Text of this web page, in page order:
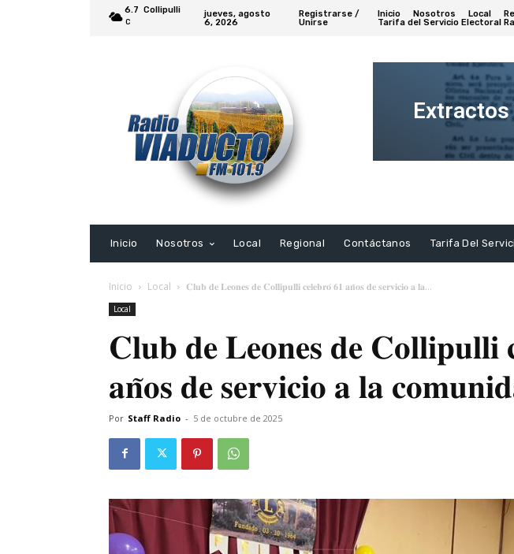
6.7
C
Collipulli
jueves, agosto
6, 2026
Registrarse /
Unirse
Inicio Nosotros Local
Tarifa del Servicio Electoral
Extracto
Inicio
Nosotros Local Regional Contáctanos Tarifa Del
Inicio Local 𝐂𝐥𝐮𝐛 𝐝𝐞 𝐋𝐞𝐨𝐧𝐞𝐬 𝐝𝐞 𝐂𝐨𝐥𝐥𝐢𝐩𝐮𝐥𝐥𝐢 𝐜𝐞𝐥𝐞𝐛𝐫𝐨́ 𝟔𝟏 𝐚𝐧̃𝐨𝐬 𝐝𝐞 𝐬𝐞𝐫𝐯𝐢𝐜𝐢𝐨 𝐚 𝐥𝐚...
Local
𝐂𝐥𝐮𝐛 𝐝𝐞 𝐋𝐞𝐨𝐧𝐞𝐬 𝐝𝐞 𝐂𝐨𝐥𝐥𝐢𝐩𝐮𝐥𝐥𝐢
𝐚𝐧̃𝐨𝐬 𝐝𝐞 𝐬𝐞𝐫𝐯𝐢𝐜𝐢𝐨 𝐚 𝐥𝐚
Por Staff Radio - 5 de octubre de 2025